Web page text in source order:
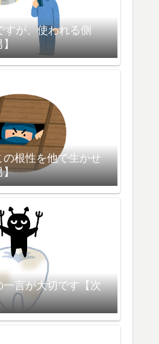
すが、使われる側
】
根性を他で生かせ
】
言が大切です【次